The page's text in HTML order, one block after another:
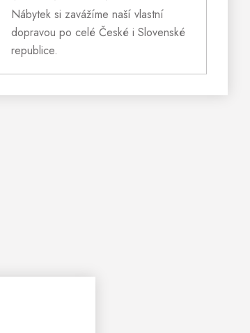
Nábytek si zavážíme naší vlastní
dopravou po celé České i Slovenské
republice.